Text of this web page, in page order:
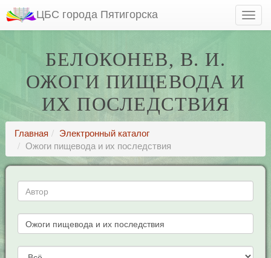
ЦБС города Пятигорска
БЕЛОКОНЕВ, В. И.
ОЖОГИ ПИЩЕВОДА И
ИХ ПОСЛЕДСТВИЯ
Главная
Электронный каталог
Ожоги пищевода и их последствия